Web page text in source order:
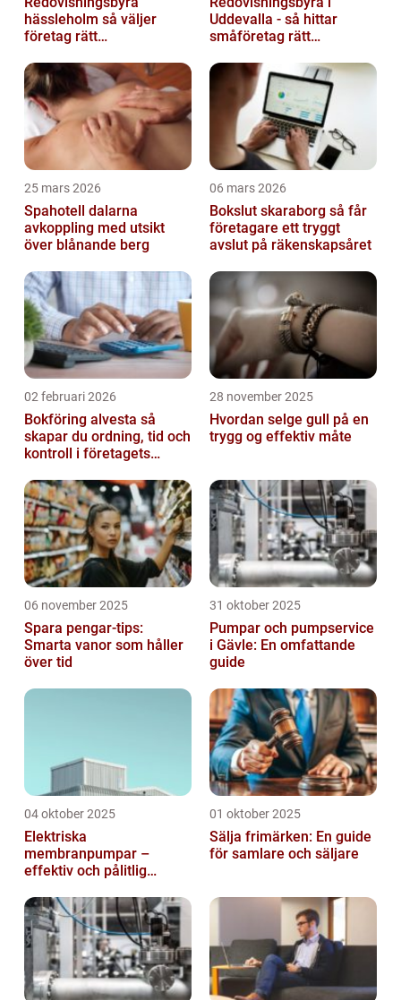
hässleholm så väljer
företag rätt
Uddevalla - så hittar
småföretag rätt
25 mars 2026
Spahotell dalarna
avkoppling med utsikt
över blånande berg
06 mars 2026
Bokslut skaraborg så får
företagare ett tryggt
avslut på räkenskapsåret
02 februari 2026
Bokföring alvesta så
skapar du ordning, tid och
kontroll i företagets
28 november 2025
Hvordan selge gull på en
trygg og effektiv måte
06 november 2025
Spara pengar-tips:
Smarta vanor som håller
över tid
31 oktober 2025
Pumpar och pumpservice
i Gävle: En omfattande
guide
04 oktober 2025
Elektriska
membranpumpar –
effektiv och pålitlig
01 oktober 2025
Sälja frimärken: En guide
för samlare och säljare